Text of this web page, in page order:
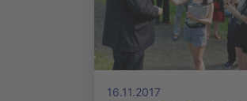
16.11.2017